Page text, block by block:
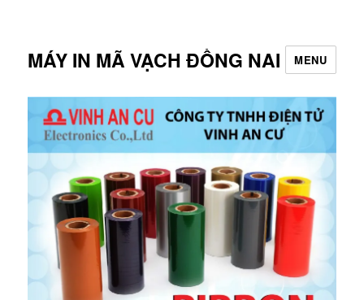
MÁY IN MÃ VẠCH ĐỒNG NAI MENU